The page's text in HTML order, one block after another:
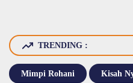
TRENDING :
Mimpi Rohani Kisah